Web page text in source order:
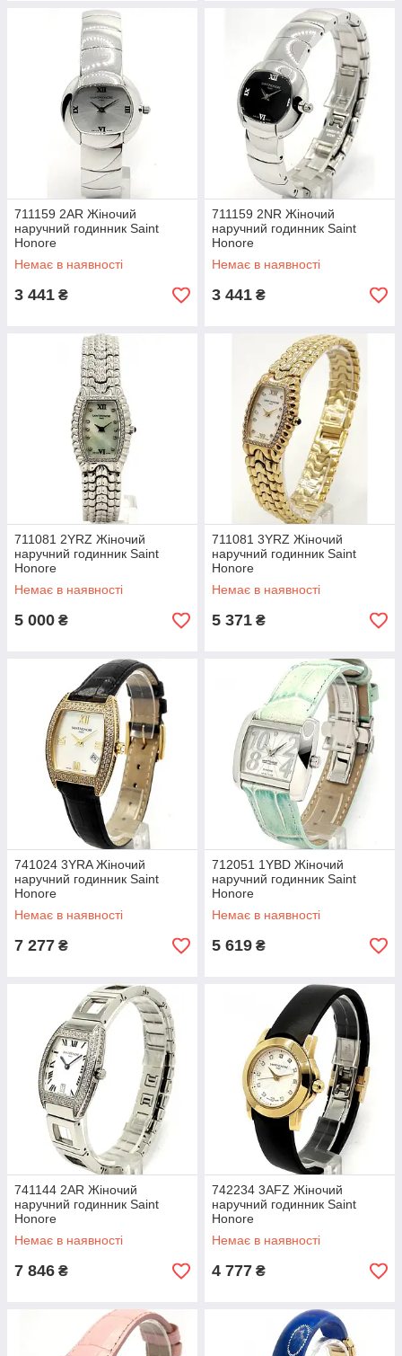
Wagner of Switzerland
Wolf
Зенон-Watch Basel
Zentra
711159 2AR Жіночий
наручний годинник Saint
Honore
Немає в наявності
3 441 ₴
711159 2NR Жіночий
наручний годинник Saint
Honore
Немає в наявності
3 441 ₴
711081 2YRZ Жіночий
наручний годинник Saint
Honore
Немає в наявності
5 000 ₴
711081 3YRZ Жіночий
наручний годинник Saint
Honore
Немає в наявності
5 371 ₴
741024 3YRA Жіночий
наручний годинник Saint
Honore
Немає в наявності
7 277 ₴
712051 1YBD Жіночий
наручний годинник Saint
Honore
Немає в наявності
5 619 ₴
741144 2AR Жіночий
наручний годинник Saint
Honore
Немає в наявності
7 846 ₴
742234 3AFZ Жіночий
наручний годинник Saint
Honore
Немає в наявності
4 777 ₴